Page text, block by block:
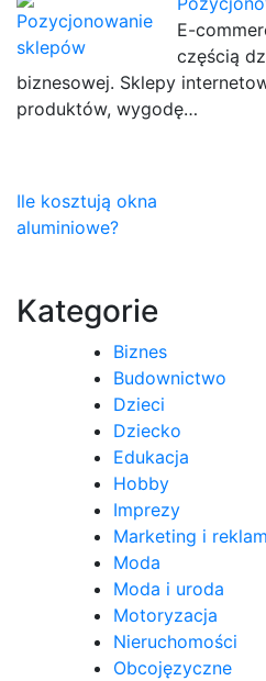
E-
częścią
biznesowej. Sklepy
produktów, wygodę…
Nawigacja
wpisu
Ile kosztują okna
aluminiowe?
Kategorie
Biznes
Budownictwo
Dzieci
Dziecko
Edukacja
Hobby
Imprezy
Marketing i
Moda
Moda i uroda
Motoryzacja
Nieruchomości
Obcojęzyczne